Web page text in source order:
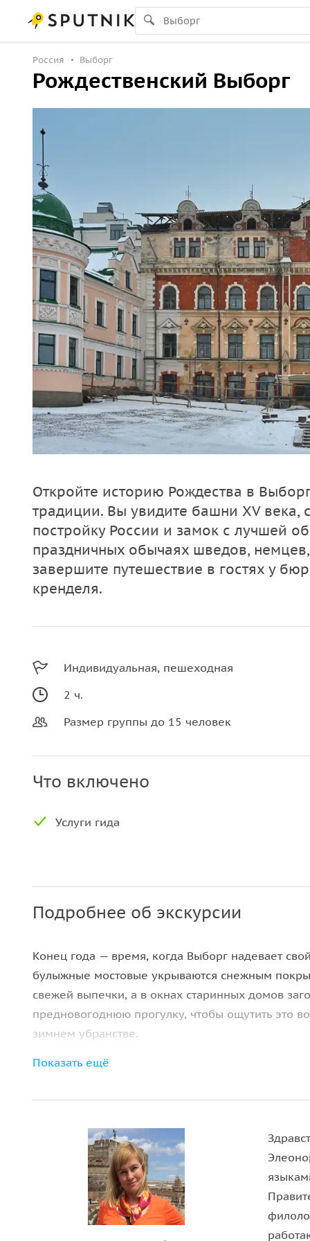
Россия Выборг
Рождественский Выборг
Откройте историю Рождества в
традиции. Вы увидите башни XV
постройку России и замок с лучшей
праздничных обычаях шведов,
завершите путешествие в гостях у
кренделя.
Индивидуальная, пешеходная
2 ч.
Размер группы до 15 человек
Что включено
Услуги гида
Подробнее об экскурсии
Конец года — время, когда Выборг надевает
булыжные мостовые укрываются снежным
свежей выпечки, а в окнах старинных домов
предновогоднюю прогулку, чтобы ощутить это
зимнем убранстве.
На маршруте вас ждут:
• Грозная Круглая башня, в стенах которой
• Самый старый жилой дом России, хранящий
• Уютная площадь Старой Ратуши, сердце
• Завораживающий вид на Выборгский замок с
• А также визит в дом бюргера, где можно
ощутить атмосферу средневекового быта
Показать ещё